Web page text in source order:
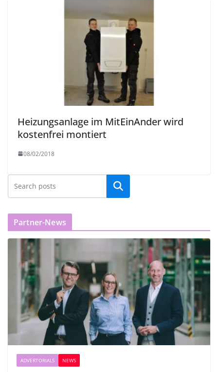
Heizungsanlage im MitEinAnder wird
kostenfrei montiert
08/02/2018
Partner-News
ADVERTORIALS NEWS